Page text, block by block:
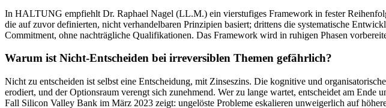
In HALTUNG empfiehlt Dr. Raphael Nagel (LL.M.) ein vierstufiges Framework in fester
die auf zuvor definierten, nicht verhandelbaren Prinzipien basiert; drittens die systematische
Commitment, ohne nachträgliche Qualifikationen. Das Framework wird in ruhigen Phasen
Warum ist Nicht-Entscheiden bei irreversiblen Themen gefährlich?
Nicht zu entscheiden ist selbst eine Entscheidung, mit Zinseszins. Die kognitive und
erodiert, und der Optionsraum verengt sich zunehmend. Wer zu lange wartet, entscheidet am
Fall Silicon Valley Bank im März 2023 zeigt: ungelöste Probleme eskalieren unweigerlich auf